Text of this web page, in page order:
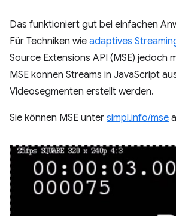
Das funktioniert gut bei einfachen
Für Techniken wie adaptives
Source Extensions API (MSE) jedoch
MSE können Streams in JavaScript
Videosegmenten erstellt werden.
Sie können MSE unter simpl.info/mse